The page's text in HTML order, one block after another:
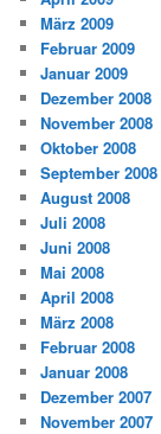
März 2009
Februar 2009
Januar 2009
Dezember 2008
November 2008
Oktober 2008
September 2008
August 2008
Juli 2008
Juni 2008
Mai 2008
April 2008
März 2008
Februar 2008
Januar 2008
Dezember 2007
November 2007